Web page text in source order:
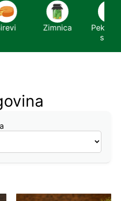
Zimnica
Pekmezi
sirće